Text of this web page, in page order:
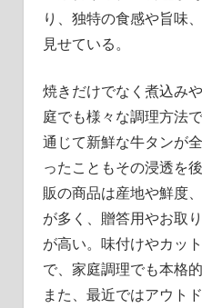
り、独特の食感や旨味
見せている。
焼きだけでなく煮込み
庭でも様々な調理方法
通じて新鮮な牛タンが
ったこともその浸透を
販の商品は産地や鮮度
が多く、贈答用やお取
が高い。味付けやカッ
で、家庭調理でも本格
また、最近ではアウト